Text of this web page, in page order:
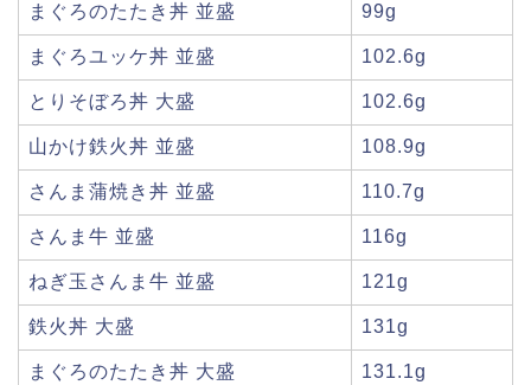
まぐろのたたき丼 並盛 99g
まぐろユッケ丼 並盛 102.6g
とりそぼろ丼 大盛 102.6g
山かけ鉄火丼 並盛 108.9g
さんま蒲焼き丼 並盛 110.7g
さんま牛 並盛 116g
ねぎ玉さんま牛 並盛 121g
鉄火丼 大盛 131g
まぐろのたたき丼 大盛 131.1g